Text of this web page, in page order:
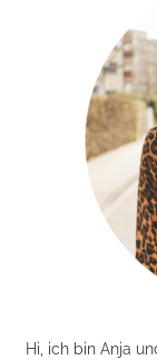
Hi, ich bin Anja